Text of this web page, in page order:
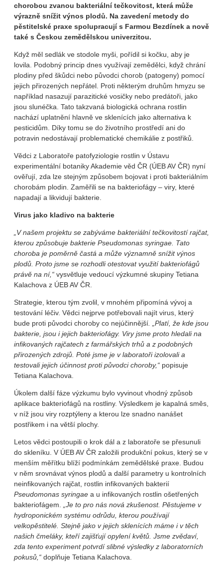
chorobou zvanou bakteriální tečkovitost, která může
výrazně snížit výnos plodů. Na zavedení metody do
pěstitelské praxe spolupracují s Farmou Bezdínek a nově
také s Českou zemědělskou univerzitou.
Když měl sedlák ve stodole myši, pořídil si kočku, aby je
lovila. Podobný princip dnes využívají zemědělci, když chrání
plodiny před škůdci nebo původci chorob (patogeny) pomocí
jejich přirozených nepřátel. Proti některým druhům hmyzu se
například nasazují parazitické vosičky nebo predátoři, jako
jsou slunéčka. Tato takzvaná biologická ochrana rostlin
nachází uplatnění hlavně ve sklenících jako alternativa k
pesticidům. Díky tomu se do životního prostředí ani do
potravin nedostávají problematické chemikálie z postřiků.
Vědci z Laboratoře patofyziologie rostlin v Ústavu
experimentální botaniky Akademie věd ČR (ÚEB AV ČR) nyní
ověřují, zda lze stejným způsobem bojovat i proti bakteriálním
chorobám plodin. Zaměřili se na bakteriofágy – viry, které
napadají a likvidují bakterie.
Virus jako kladivo na bakterie
„V našem projektu se zabýváme bakteriální tečkovitostí rajčat,
kterou způsobuje bakterie Pseudomonas syringae. Tato
choroba je poměrně častá a může významně snížit výnos
plodů. Proto jsme se rozhodli otestovat využití bakteriofágů
právě na ní,“ vysvětluje vedoucí výzkumné skupiny Tetiana
Kalachova z ÚEB AV ČR.
Strategie, kterou tým zvolil, v mnohém připomíná vývoj a
testování léčiv. Vědci nejprve potřebovali najít virus, který
bude proti původci choroby co nejúčinnější. „Platí, že kde jsou
bakterie, jsou i jejich bakteriofágy. Viry jsme proto hledali na
infikovaných rajčatech z farmářských trhů a z podobných
přirozených zdrojů. Poté jsme je v laboratoři izolovali a
testovali jejich účinnost proti původci choroby,“ popisuje
Tetiana Kalachova.
Úkolem další fáze výzkumu bylo vyvinout vhodný způsob
aplikace bakteriofágů na rostliny. Výsledkem je kapalná směs,
v níž jsou viry rozptýleny a kterou lze snadno nanášet
postřikem i na větší plochy.
Letos vědci postoupili o krok dál a z laboratoře se přesunuli
do skleníku. V ÚEB AV ČR založili produkční pokus, který se v
menším měřítku blíží podmínkám zemědělské praxe. Budou
v něm srovnávat výnos plodů a další parametry u kontrolních
neinfikovaných rajčat, rostlin infikovaných bakterií
Pseudomonas syringae a u infikovaných rostlin ošetřených
bakteriofágem. „Je to pro nás nová zkušenost. Pěstujeme v
hydroponickém systému odrůdu, kterou používají
velkopěstitelé. Stejně jako v jejich sklenících máme i v těch
našich čmeláky, kteří zajišťují opylení květů. Jsme zvědaví,
zda tento experiment potvrdí slibné výsledky z laboratorních
pokusů,“ doplňuje Tetiana Kalachova.